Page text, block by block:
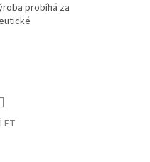
probíhá za